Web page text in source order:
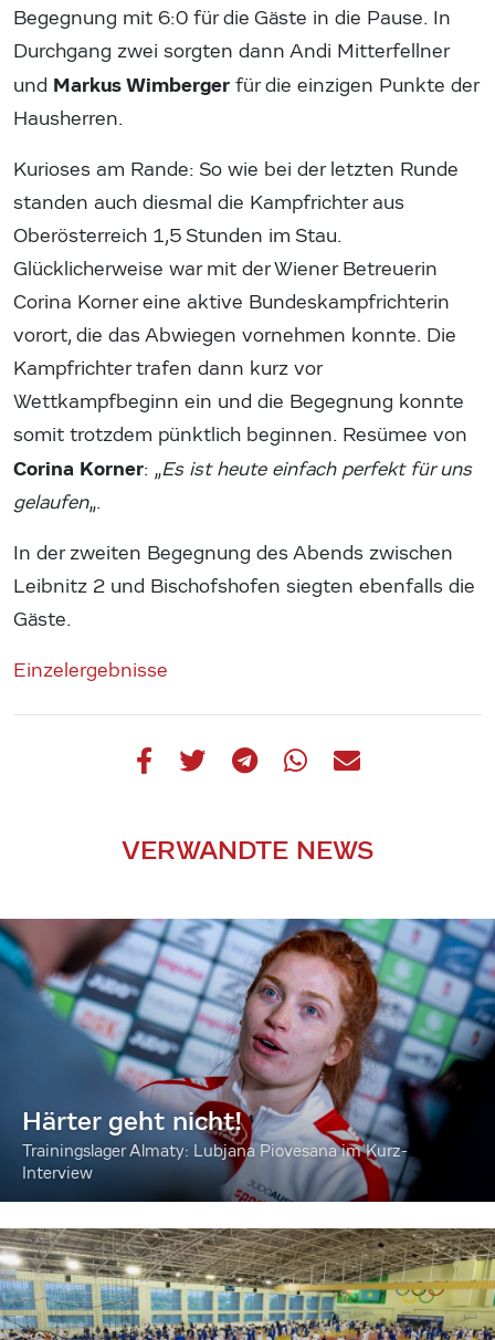
Begegnung mit 6:0 für die Gäste in die Pause. In
Durchgang zwei sorgten dann Andi Mitterfellner
und Markus Wimberger für die einzigen Punkte der
Hausherren.
Kurioses am Rande: So wie bei der letzten Runde
standen auch diesmal die Kampfrichter aus
Oberösterreich 1,5 Stunden im Stau.
Glücklicherweise war mit der Wiener Betreuerin
Corina Korner eine aktive Bundeskampfrichterin
vorort, die das Abwiegen vornehmen konnte. Die
Kampfrichter trafen dann kurz vor
Wettkampfbeginn ein und die Begegnung konnte
somit trotzdem pünktlich beginnen. Resümee von
Corina Korner: „Es ist heute einfach perfekt für uns
gelaufen„.
In der zweiten Begegnung des Abends zwischen
Leibnitz 2 und Bischofshofen siegten ebenfalls die
Gäste.
Einzelergebnisse
VERWANDTE NEWS
Härter geht nicht!
Trainingslager Almaty: Lubjana Piovesana im Kurz-
Interview